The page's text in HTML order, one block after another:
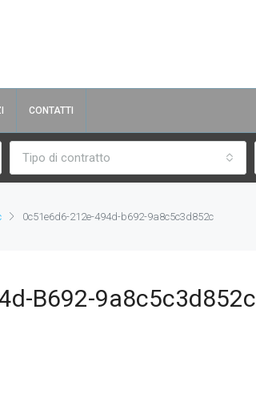
CONTATTI
Tipo di contratto
0c51e6d6-212e-494d-b692-9a8c5c3d852c
B692-9a8c5c3d852c